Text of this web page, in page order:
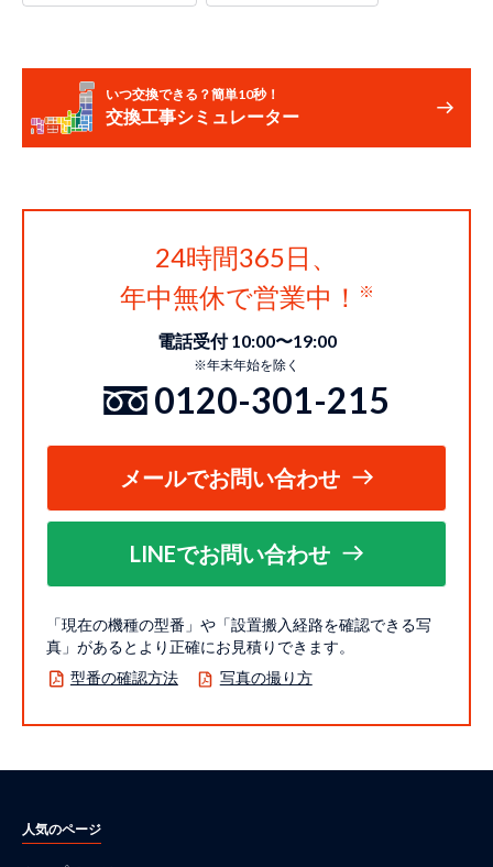
いつ交換できる？簡単10秒！
交換工事シミュレーター
24時間365日、
年中無休で営業中！
電話受付 10:00〜19:00
※年末年始を除く
0120-301-215
メールでお問い合わせ
LINEでお問い合わせ
「現在の機種の型番」や「設置搬入経路を確認できる写
真」があるとより正確にお見積りできます。
型番の確認方法
写真の撮り方
人気のページ